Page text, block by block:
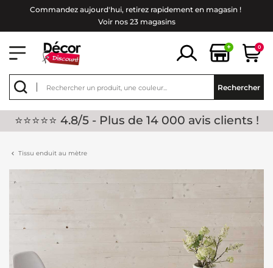
Commandez aujourd'hui, retirez rapidement en magasin !
Voir nos 23 magasins
+ 0
Rechercher
⭐⭐⭐⭐⭐ 4.8/5 - Plus de 14 000 avis clients !
Tissu enduit au mètre